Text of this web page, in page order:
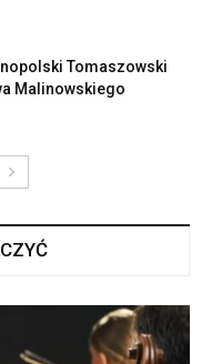
Tomaszowski
Malinowskiego